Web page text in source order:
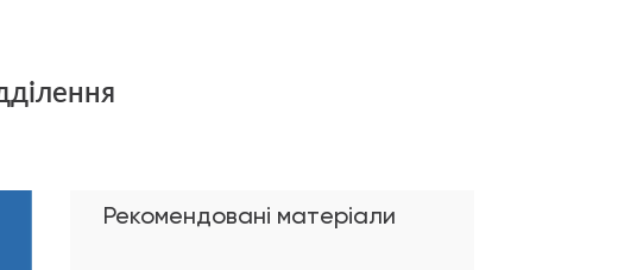
Рекомендовані матеріали